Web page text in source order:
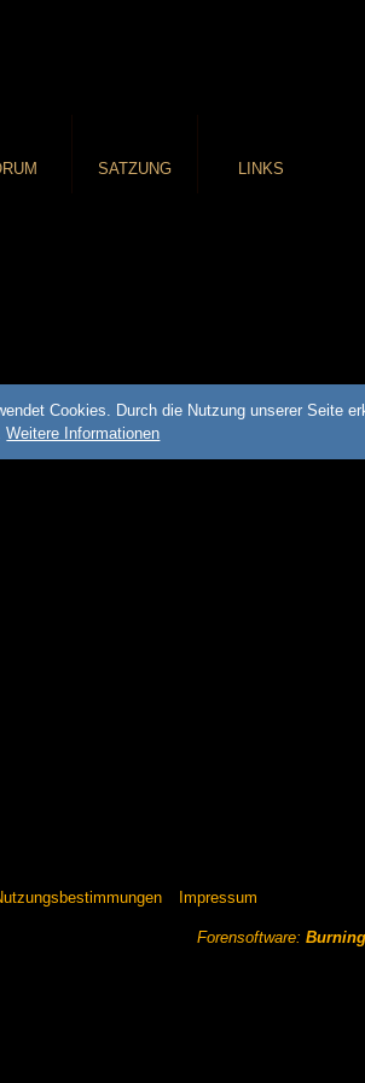
SATZUNG LINKS
Cookies. Durch die Nutzung unserer Seite
Weitere Informationen
Impressum
Forensoftware: